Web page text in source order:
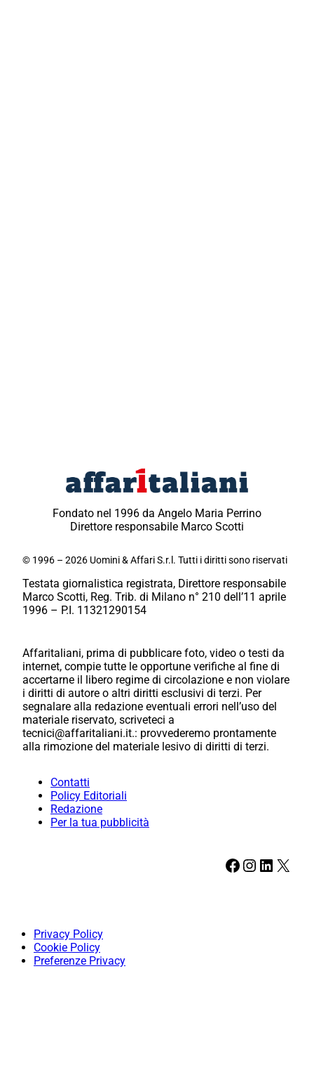
Fondato nel 1996 da Angelo Maria Perrino
Direttore responsabile Marco Scotti
© 1996 – 2026 Uomini & Affari S.r.l. Tutti i diritti sono riservati
Testata giornalistica registrata, Direttore responsabile
Marco Scotti, Reg. Trib. di Milano n° 210 dell’11 aprile
1996 – P.I. 11321290154
Affaritaliani, prima di pubblicare foto, video o testi da
internet, compie tutte le opportune verifiche al fine di
accertarne il libero regime di circolazione e non violare
i diritti di autore o altri diritti esclusivi di terzi. Per
segnalare alla redazione eventuali errori nell’uso del
materiale riservato, scriveteci a
tecnici@affaritaliani.it.: provvederemo prontamente
alla rimozione del materiale lesivo di diritti di terzi.
Contatti
Policy Editoriali
Redazione
Per la tua pubblicità
Facebook Instagram LinkedIn X
Privacy Policy
Cookie Policy
Preferenze Privacy